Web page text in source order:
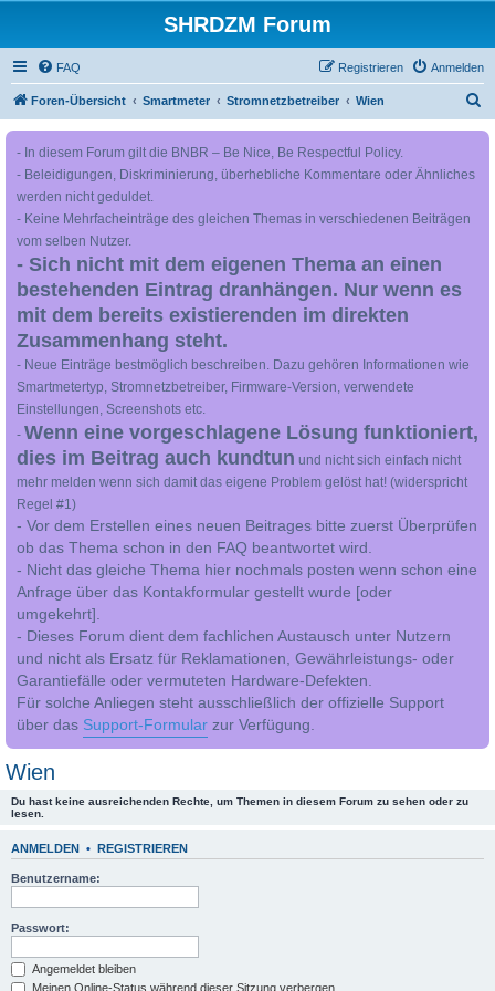
SHRDZM Forum
FAQ Anmelden
Registrieren
Foren-Übersicht Smartmeter Stromnetzbetreiber Wien
- In diesem Forum gilt die BNBR – Be Nice, Be Respectful Policy.
- Beleidigungen, Diskriminierung, überhebliche Kommentare oder Ähnliches
werden nicht geduldet.
- Keine Mehrfacheinträge des gleichen Themas in verschiedenen Beiträgen
vom selben Nutzer.
- Sich nicht mit dem eigenen Thema an einen
bestehenden Eintrag dranhängen. Nur wenn es
mit dem bereits existierenden im direkten
Zusammenhang steht.
- Neue Einträge bestmöglich beschreiben. Dazu gehören Informationen wie
Smartmetertyp, Stromnetzbetreiber, Firmware-Version, verwendete
Einstellungen, Screenshots etc.
- Wenn eine vorgeschlagene Lösung funktioniert,
dies im Beitrag auch kundtun und nicht sich einfach nicht
mehr melden wenn sich damit das eigene Problem gelöst hat! (widerspricht
Regel #1)
- Vor dem Erstellen eines neuen Beitrages bitte zuerst Überprüfen
ob das Thema schon in den FAQ beantwortet wird.
- Nicht das gleiche Thema hier nochmals posten wenn schon eine
Anfrage über das Kontakformular gestellt wurde [oder
umgekehrt].
- Dieses Forum dient dem fachlichen Austausch unter Nutzern
und nicht als Ersatz für Reklamationen, Gewährleistungs- oder
Garantiefälle oder vermuteten Hardware-Defekten.
Für solche Anliegen steht ausschließlich der offizielle Support
über das Support-Formular zur Verfügung.
Wien
Du hast keine ausreichenden Rechte, um Themen in diesem Forum zu sehen oder zu
lesen.
ANMELDEN • REGISTRIEREN
Benutzername:
Passwort:
Angemeldet bleiben
Meinen Online-Status während dieser Sitzung verbergen